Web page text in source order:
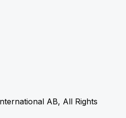
AB, All Rights